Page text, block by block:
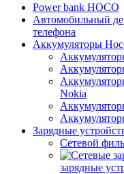
Power bank HOCO
Автомобильный
телефона
Аккумуляторы
Nokia
Зарядные
Сетевой
зарядные